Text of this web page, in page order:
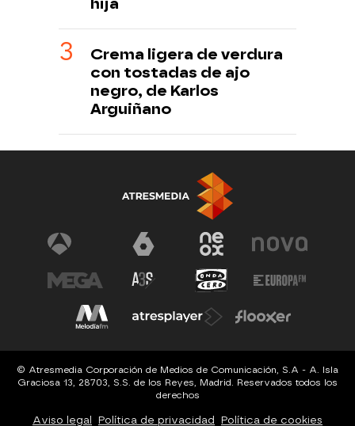
hija
Crema ligera de verdura
con tostadas de ajo
negro, de Karlos
Arguiñano
© Atresmedia Corporación de Medios de Comunicación, S.A - A. Isla
Graciosa 13, 28703, S.S. de los Reyes, Madrid. Reservados todos los
derechos
Aviso legal Política de privacidad Política de cookies